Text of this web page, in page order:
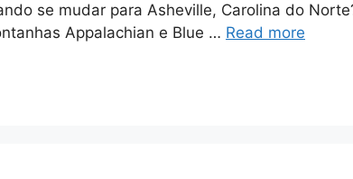
se mudar para Asheville, Carolina do
Appalachian e Blue … Read more